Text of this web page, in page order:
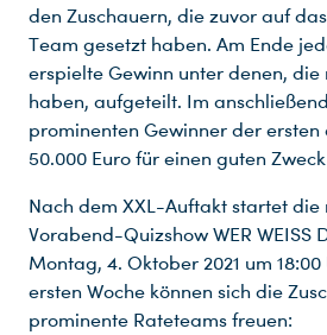
den Zuschauern, die zuvor auf
Team gesetzt haben. Am Ende
erspielte Gewinn unter denen,
haben, aufgeteilt. Im
prominenten Gewinner der ersten
50.000 Euro für einen guten
Nach dem XXL-Auftakt startet die
Vorabend-Quizshow WER WEISS
Montag, 4. Oktober 2021 um
ersten Woche können sich die
prominente Rateteams freuen: